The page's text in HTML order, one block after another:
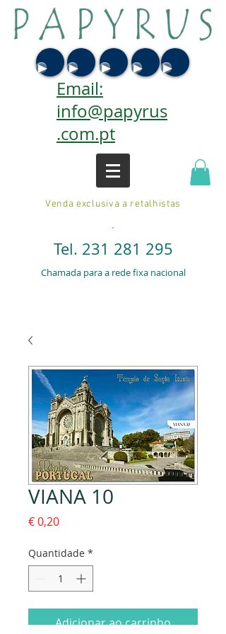
Email:
info@papyrus
.com.pt
Venda exclusiva a retalhistas
.
Tel. 231 281 295
Chamada para a rede fixa nacional
VIANA 10
€ 0,20Preço
Quantidade *
Adicionar ao carrinho